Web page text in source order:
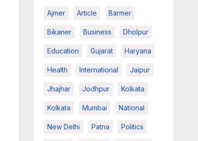
Ajmer Article Barmer
Bikaner Business Dholpur
Education Gujarat Haryana
Health International Jaipur
Jhajhar Jodhpur Kolkata
Kolkata Mumbai National
New Delhi Patna Politics